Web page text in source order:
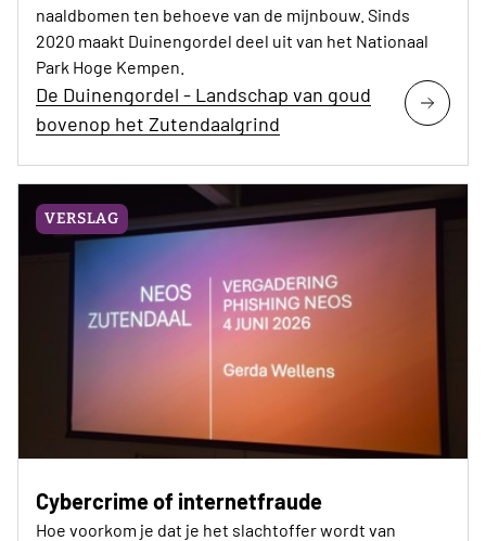
naaldbomen ten behoeve van de mijnbouw. Sinds
2020 maakt Duinengordel deel uit van het Nationaal
Park Hoge Kempen.
De Duinengordel - Landschap van goud
bovenop het Zutendaalgrind
VERSLAG
Cybercrime of internetfraude
Hoe voorkom je dat je het slachtoffer wordt van